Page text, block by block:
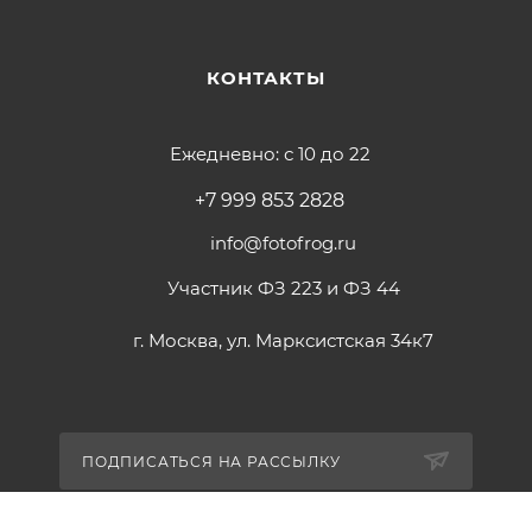
КОНТАКТЫ
Ежедневно: с 10 до 22
+7 999 853 2828
info@fotofrog.ru
Участник ФЗ 223 и ФЗ 44
г. Москва, ул. Марксистская 34к7
ПОДПИСАТЬСЯ НА РАССЫЛКУ